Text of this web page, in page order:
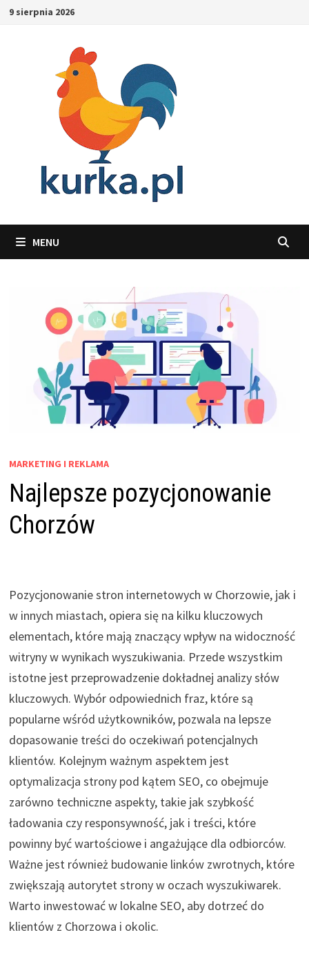
Skip9 sierpnia 2026
MENU
MARKETING I REKLAMA
Najlepsze pozycjonowanie
Chorzów
Pozycjonowanie stron internetowych w Chorzowie, jak i
w innych miastach, opiera się na kilku kluczowych
elementach, które mają znaczący wpływ na widoczność
witryny w wynikach wyszukiwania. Przede wszystkim
istotne jest przeprowadzenie dokładnej analizy słów
kluczowych. Wybór odpowiednich fraz, które są
popularne wśród użytkowników, pozwala na lepsze
dopasowanie treści do oczekiwań potencjalnych
klientów. Kolejnym ważnym aspektem jest
optymalizacja strony pod kątem SEO, co obejmuje
zarówno techniczne aspekty, takie jak szybkość
ładowania czy responsywność, jak i treści, które
powinny być wartościowe i angażujące dla odbiorców.
Ważne jest również budowanie linków zwrotnych, które
zwiększają autorytet strony w oczach wyszukiwarek.
Warto inwestować w lokalne SEO, aby dotrzeć do
klientów z Chorzowa i okolic.